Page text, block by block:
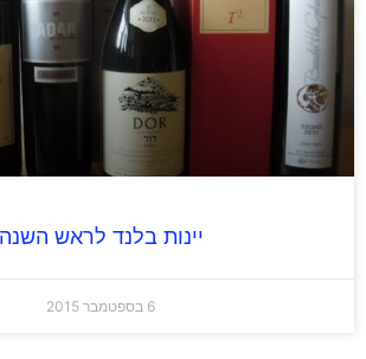
יינות בלנד לראש השנה